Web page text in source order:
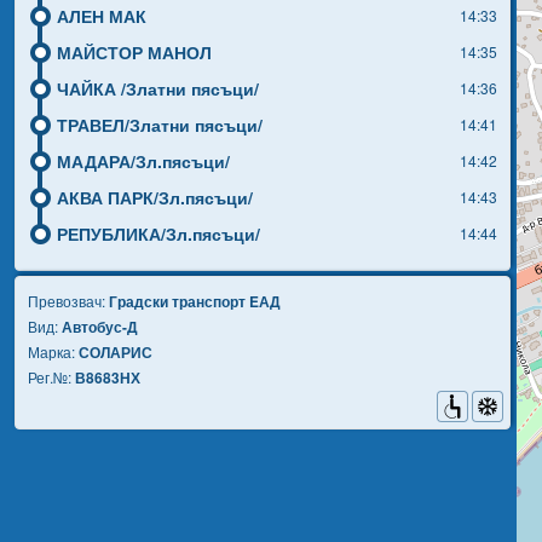
АЛЕН МАК 14:33
МАЙСТОР МАНОЛ 14:35
ЧАЙКА /Златни пясъци/ 14:36
ТРАВЕЛ/Златни пясъци/ 14:41
МАДАРА/Зл.пясъци/ 14:42
АКВА ПАРК/Зл.пясъци/ 14:43
РЕПУБЛИКА/Зл.пясъци/ 14:44
Превозвач:Градски транспорт EАД
Вид:Автобус-Д
Марка:СОЛАРИС
Рег.№:В8683НХ